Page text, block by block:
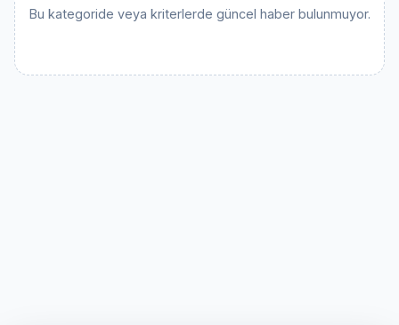
Bu kategoride veya kriterlerde güncel haber bulunmuyor.